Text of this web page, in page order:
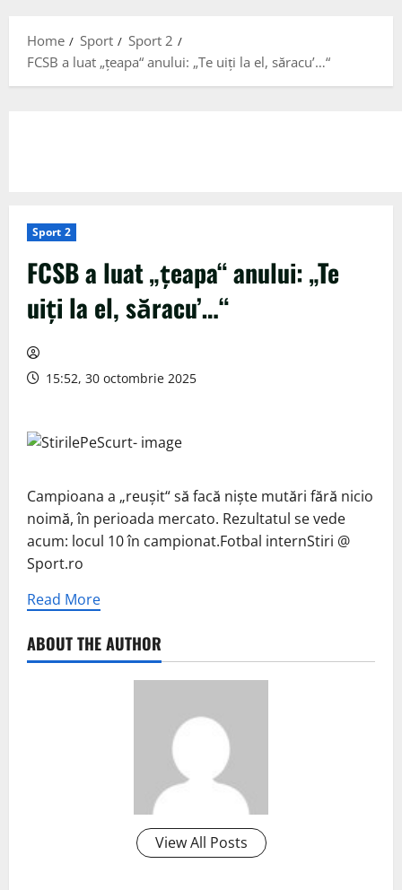
Home Sport
Sport 2
FCSB a luat „țeapa“ anului: „Te uiți la el, săracu’…“
Sport 2
FCSB a luat „țeapa“ anului: „Te
uiți la el, săracu’…“
15:52, 30 octombrie 2025
Campioana a „reușit“ să facă niște mutări fără nicio
noimă, în perioada mercato. Rezultatul se vede
acum: locul 10 în campionat.Fotbal internStiri @
Sport.ro
Read More
ABOUT THE AUTHOR
View All Posts